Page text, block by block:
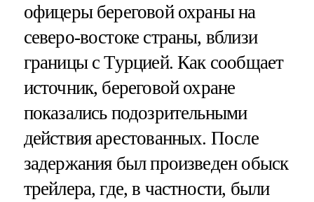
офицеры береговой охраны на
северо-востоке страны, вблизи
границы с Турцией. Как сообщает
источник, береговой охране
показались подозрительными
действия арестованных. После
задержания был произведен обыск
трейлера, где, в частности, были